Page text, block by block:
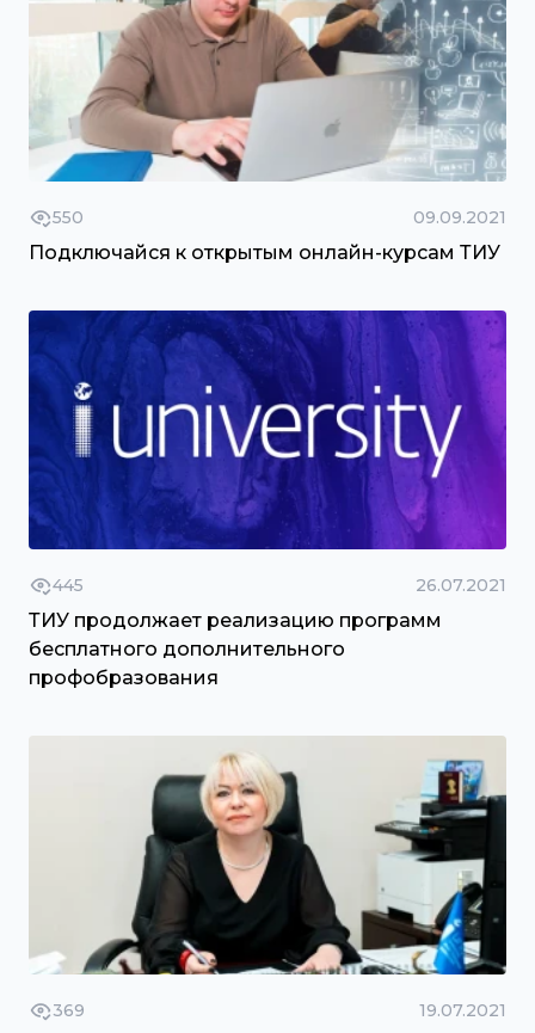
550 09.09.2021
Подключайся к открытым онлайн-курсам ТИУ
445 26.07.2021
ТИУ продолжает реализацию программ
бесплатного дополнительного
профобразования
369 19.07.2021